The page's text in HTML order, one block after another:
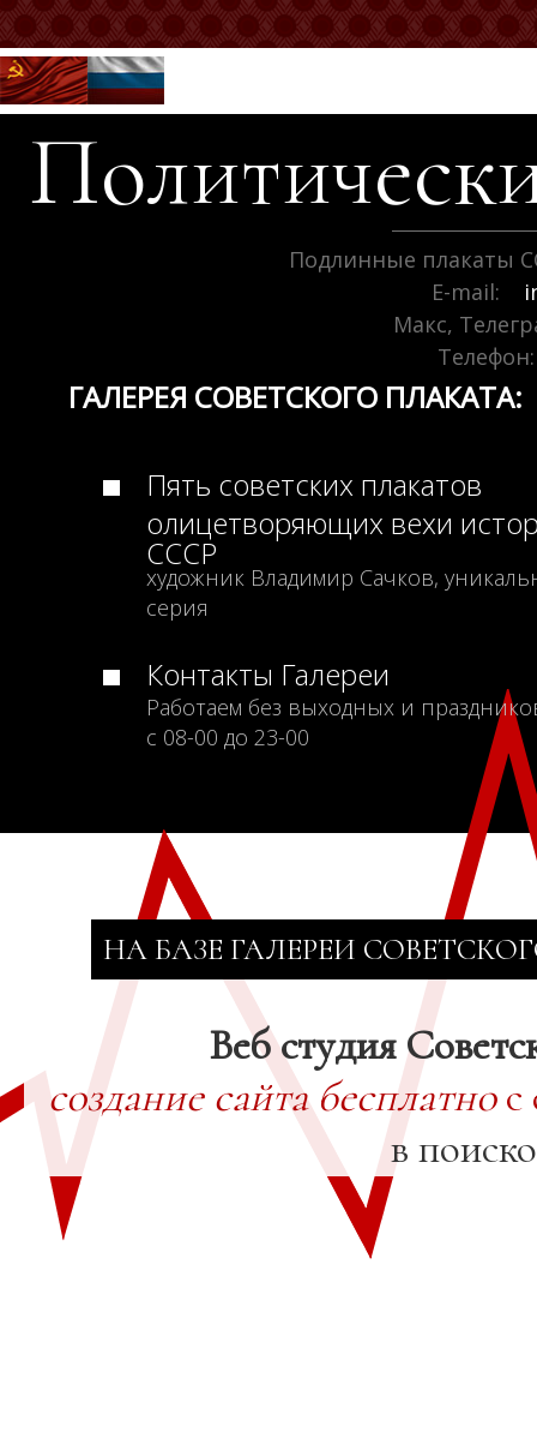
Подлинные плакаты
E-mail:
Макс,
Телефон:
ГАЛЕРЕЯ СОВЕТСКОГО ПЛАКАТА:
Пять советских плакатов
олицетворяющих вехи
СССР
художник Владимир Сачков,
серия
Контакты Галереи
Работаем без выходных и
с 08-00 до 23-00
НА БАЗЕ ГАЛЕРЕИ
Веб студия
создание сайта бесплатнос
в